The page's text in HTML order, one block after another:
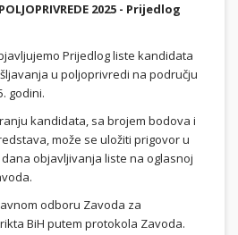
2025 - Prijedlog
Prijedlog liste kandidata
u poljoprivredi na području
godini.
kandidata, sa brojem bodova i
može se uložiti prigovor u
objavljivanja liste na oglasnoj
odboru Zavoda za
BiH putem protokola Zavoda.